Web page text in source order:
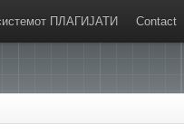
ПЛАГИЈАТИ Contact